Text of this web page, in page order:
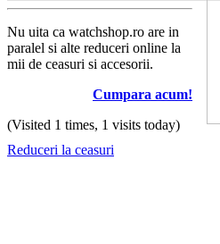
Nu uita ca watchshop.ro are in
paralel si alte reduceri online la
mii de ceasuri si accesorii.
Cumpara acum!
(Visited 1 times, 1 visits today)
Reduceri la ceasuri